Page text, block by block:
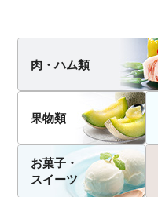
肉・ハム類
果物類
お菓子・
スイーツ